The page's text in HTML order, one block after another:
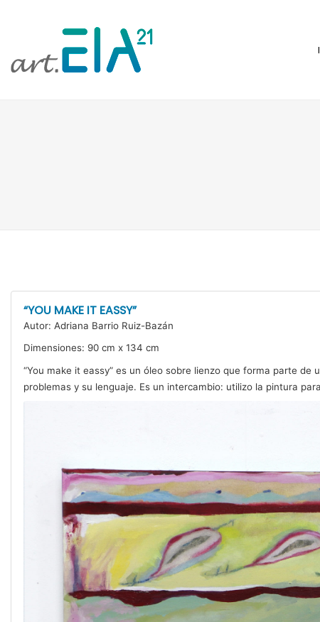
“YOU MAKE IT EASSY”
Autor: Adriana Barrio Ruiz-Bazán
Dimensiones: 90 cm x 134 cm
“You make it eassy” es un óleo sobre lienzo que forma parte
problemas y su lenguaje. Es un intercambio: utilizo la pintura